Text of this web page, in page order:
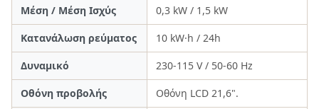
Μέση / Μέση Ισχύς 0,3 kW / 1,5 kW
Κατανάλωση ρεύματος 10 kW·h / 24h
Δυναμικό 230-115 V / 50-60 Hz
Οθόνη προβολής Οθόνη LCD 21,6".